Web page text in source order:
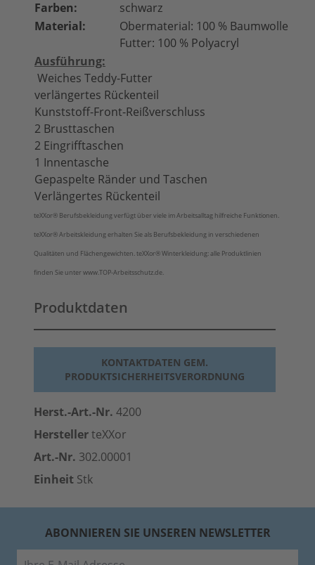
Farben:
schwarz
Material:
Obermaterial: 100 % Baumwolle
Futter: 100 % Polyacryl
Ausführung:
Weiches Teddy-Futter
verlängertes Rückenteil
Kunststoff-Front-Reißverschluss
2 Brusttaschen
2 Eingrifftaschen
1 Innentasche
Gepaspelte Ränder und Taschen
Verlängertes Rückenteil
teXXor® Berufsbekleidung verfügt über viele im Arbeitsalltag hilfreiche Funktionen.
teXXor®Arbeitskleidung erhalten Sie als Berufsbekleidung in verschiedenen
Qualitäten und Flächengewichten.teXXor®Winterkleidung: alle Produktlinien
finden Sie unter www.TOP-Arbeitsschutz.de.
Produktdaten
KONTAKTDATEN GEM.
PRODUKTSICHERHEITSVERORDNUNG
Herst.-Art.-Nr. 4200
HerstellerteXXor
Art.-Nr. 302.00001
Einheit Stk
ABONNIEREN SIE UNSEREN NEWSLETTER